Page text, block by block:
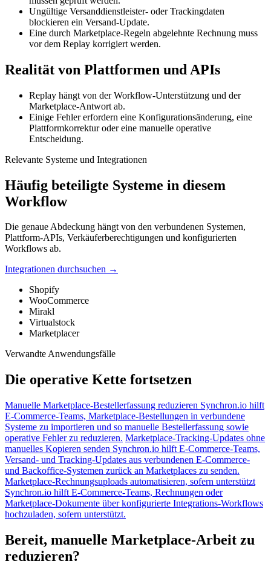
Ungültige Versanddienstleister- oder Trackingdaten
blockieren ein Versand-Update.
Eine durch Marketplace-Regeln abgelehnte Rechnung muss
vor dem Replay korrigiert werden.
Realität von Plattformen und APIs
Replay hängt von der Workflow-Unterstützung und der
Marketplace-Antwort ab.
Einige Fehler erfordern eine Konfigurationsänderung, eine
Plattformkorrektur oder eine manuelle operative
Entscheidung.
Relevante Systeme und Integrationen
Häufig beteiligte Systeme in diesem
Workflow
Die genaue Abdeckung hängt von den verbundenen Systemen,
Plattform-APIs, Verkäuferberechtigungen und konfigurierten
Workflows ab.
Integrationen durchsuchen →
Shopify
WooCommerce
Mirakl
Virtualstock
Marketplacer
Verwandte Anwendungsfälle
Die operative Kette fortsetzen
Manuelle Marketplace-Bestellerfassung reduzieren Synchron.io hilft
E-Commerce-Teams, Marketplace-Bestellungen in verbundene
Systeme zu importieren und so manuelle Bestellerfassung sowie
operative Fehler zu reduzieren. Marketplace-Tracking-Updates ohne
manuelles Kopieren senden Synchron.io hilft E-Commerce-Teams,
Versand- und Tracking-Updates aus verbundenen E-Commerce-
und Backoffice-Systemen zurück an Marketplaces zu senden.
Marketplace-Rechnungsuploads automatisieren, sofern unterstützt
Synchron.io hilft E-Commerce-Teams, Rechnungen oder
Marketplace-Dokumente über konfigurierte Integrations-Workflows
hochzuladen, sofern unterstützt.
Bereit, manuelle Marketplace-Arbeit zu
reduzieren?